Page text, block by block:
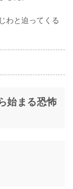
わと迫ってくる
始まる恐怖